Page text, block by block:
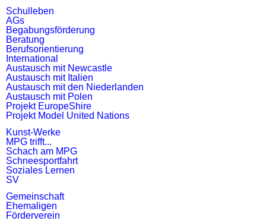
Schulleben
AGs
Begabungsförderung
Beratung
Berufsorientierung
International
Austausch mit Newcastle
Austausch mit Italien
Austausch mit den Niederlanden
Austausch mit Polen
Projekt EuropeShire
Projekt Model United Nations
Kunst-Werke
MPG trifft...
Schach am MPG
Schneesportfahrt
Soziales Lernen
SV
Gemeinschaft
Ehemaligen
Förderverein